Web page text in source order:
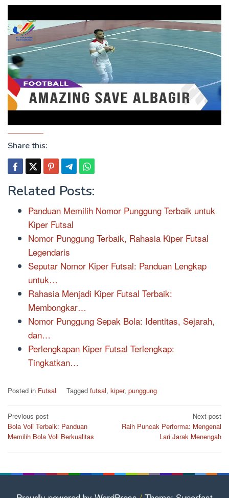
Share this:
Related Posts:
Panduan Memilih Nomor Punggung Terbaik untuk
Kiper Futsal
Nomor Punggung Terbaik, Rahasia Kiper Futsal
Legendaris
Seputar Nomor Kiper Futsal: Panduan Lengkap
untuk…
Rahasia Menjadi Kiper Futsal Terbaik:
Membongkar…
Nomor Punggung Sepak Bola: Identitas, Sejarah,
dan…
Perlengkapan Kiper Futsal Terlengkap:
Tingkatkan…
Posted in Futsal Tagged futsal, kiper, punggung
Post
navigation
Previous post
Bola Voli Terbaik: Panduan
Memilih Bola Voli Berkualitas
Next post
Raih Puncak Performa: Mengenal
Lari Jarak Menengah